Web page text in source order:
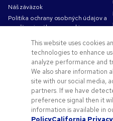
Náš záväzok
Politika ochrany osobných údajov a
používania súborov cookie
Podmienky používania
Obchodné podmienky
Kariéra v Pens.com
Ako vám môžeme pomôcť?
Reklamné predmety
Zľavové kódy a kupóny
Pomoc s logom
This website uses cookies
technologies to enhance
analyze performance and
We also share information
site with our social media,
partners. If we have
preference signal then it
information is available in
PolicyCalifornia